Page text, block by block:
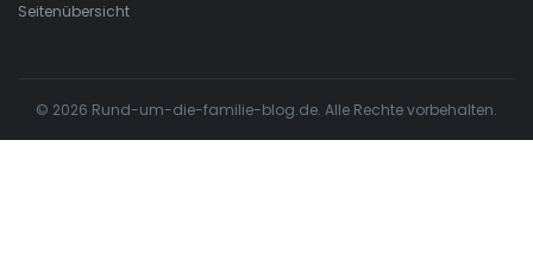
Seitenübersicht
© 2026 Rund-um-die-familie-blog.de. Alle Rechte vorbehalten.